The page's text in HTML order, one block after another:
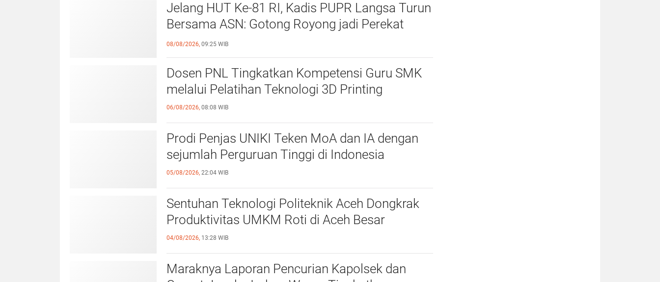
Jelang HUT Ke-81 RI, Kadis PUPR Langsa Turun
Bersama ASN: Gotong Royong jadi Perekat
Kebersamaan
08/08/2026, 09:25 WIB
Dosen PNL Tingkatkan Kompetensi Guru SMK
melalui Pelatihan Teknologi 3D Printing
06/08/2026, 08:08 WIB
Prodi Penjas UNIKI Teken MoA dan IA dengan
sejumlah Perguruan Tinggi di Indonesia
05/08/2026, 22:04 WIB
Sentuhan Teknologi Politeknik Aceh Dongkrak
Produktivitas UMKM Roti di Aceh Besar
04/08/2026, 13:28 WIB
Maraknya Laporan Pencurian Kapolsek dan